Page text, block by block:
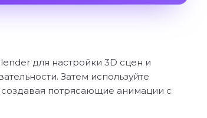
для настройки 3D сцен и
Затем используйте
потрясающие анимации с